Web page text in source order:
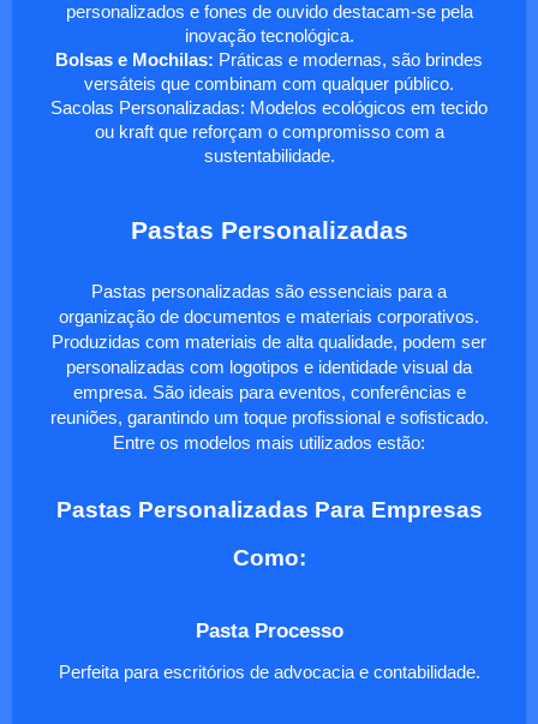
personalizados e fones de ouvido destacam-se pela
inovação tecnológica.
Bolsas e Mochilas: Práticas e modernas, são brindes
versáteis que combinam com qualquer público.
Sacolas Personalizadas: Modelos ecológicos em tecido
ou kraft que reforçam o compromisso com a
sustentabilidade.
Pastas Personalizadas
Pastas personalizadas são essenciais para a
organização de documentos e materiais corporativos.
Produzidas com materiais de alta qualidade, podem ser
personalizadas com logotipos e identidade visual da
empresa. São ideais para eventos, conferências e
reuniões, garantindo um toque profissional e sofisticado.
Entre os modelos mais utilizados estão:
Pastas Personalizadas Para Empresas
Como:
Pasta Processo
Perfeita para escritórios de advocacia e contabilidade.